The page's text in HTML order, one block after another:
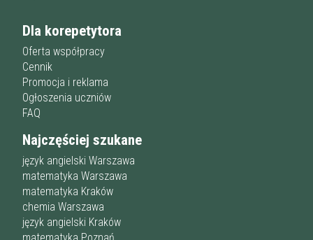
Dla korepetytora
Oferta współpracy
Cennik
Promocja i reklama
Ogłoszenia uczniów
FAQ
Najczęściej szukane
język angielski Warszawa
matematyka Warszawa
matematyka Kraków
chemia Warszawa
język angielski Kraków